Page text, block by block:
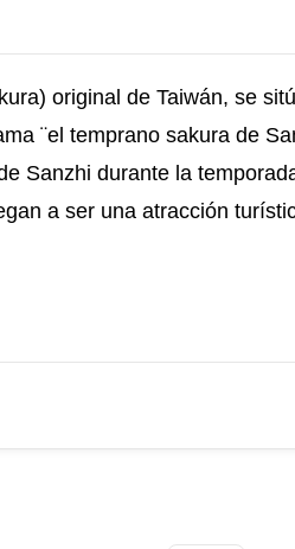
original de Taiwán, se
¨el temprano sakura de
Sanzhi durante la
a ser una atracción